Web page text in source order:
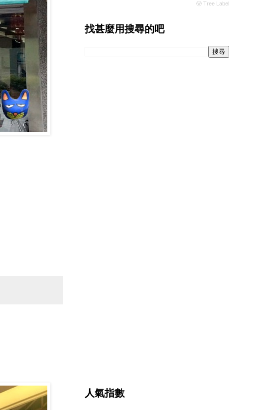
ⓦ Tree Label
找甚麼用搜尋的吧
人氣指數